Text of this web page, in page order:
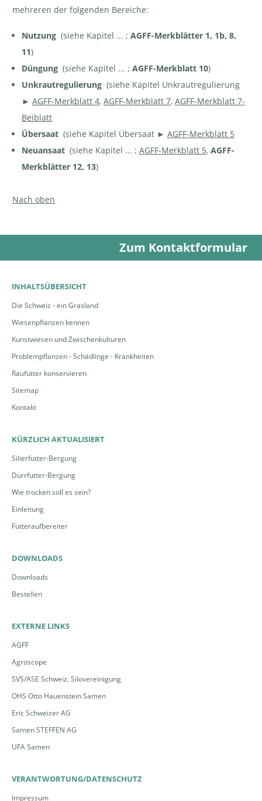
mehreren der folgenden Bereiche:
Nutzung (siehe Kapitel ... ; AGFF-Merkblätter 1, 1b, 8,
11)
Düngung (siehe Kapitel ... ; AGFF-Merkblatt 10)
Unkrautregulierung (siehe Kapitel Unkrautregulierung
► AGFF-Merkblatt 4, AGFF-Merkblatt 7, AGFF-Merkblatt 7-
Beiblatt
Übersaat (siehe Kapitel Übersaat ► AGFF-Merkblatt 5
Neuansaat (siehe Kapitel ... ; AGFF-Merkblatt 5, AGFF-
Merkblätter 12, 13)
Nach oben
Zum Kontaktformular
INHALTSÜBERSICHT
Die Schweiz - ein Grasland
Wiesenpflanzen kennen
Kunstwiesen und Zwischenkulturen
Problempflanzen - Schädlinge - Krankheiten
Raufutter konservieren
Sitemap
Kontakt
KÜRZLICH AKTUALISIERT
Silierfutter-Bergung
Dürrfutter-Bergung
Wie trocken soll es sein?
Einleitung
Futteraufbereiter
DOWNLOADS
Downloads
Bestellen
EXTERNE LINKS
AGFF
Agroscope
SVS/ASE Schweiz. Silovereinigung
OHS Otto Hauenstein Samen
Eric Schweizer AG
Samen STEFFEN AG
UFA Samen
VERANTWORTUNG/DATENSCHUTZ
Impressum